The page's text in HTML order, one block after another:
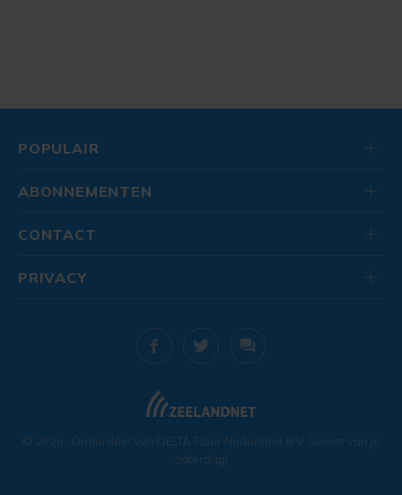
POPULAIR
ABONNEMENTEN
CONTACT
© 2026 . Onderdeel van DELTA Fiber Nederland B.V. Geniet van je
zaterdag!
PRIVACY